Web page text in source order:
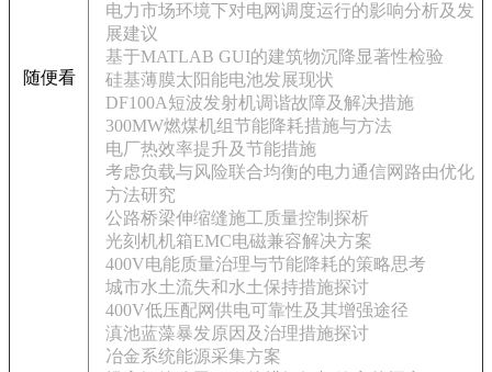
随便看
电力市场环境下对电网调度运行的影响分析及发
展建议
基于MATLAB GUI的建筑物沉降显著性检验
硅基薄膜太阳能电池发展现状
DF100A短波发射机调谐故障及解决措施
300MW燃煤机组节能降耗措施与方法
电厂热效率提升及节能措施
考虑负载与风险联合均衡的电力通信网路由优化
方法研究
公路桥梁伸缩缝施工质量控制探析
光刻机机箱EMC电磁兼容解决方案
400V电能质量治理与节能降耗的策略思考
城市水土流失和水土保持措施探讨
400V低压配网供电可靠性及其增强途径
滇池蓝藻暴发原因及治理措施探讨
冶金系统能源采集方案